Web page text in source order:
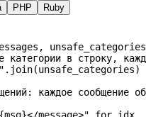
PHP Ruby
, unsafe_categories
категории в строку,
" .join(unsafe_categories)
каждое сообщение
{msg}</message>" for idx,